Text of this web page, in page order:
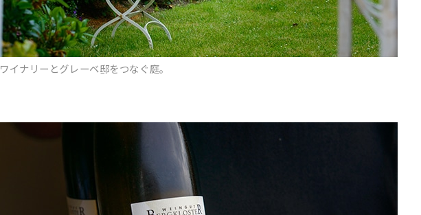
ワイナリーとグレーベ邸をつなぐ庭。